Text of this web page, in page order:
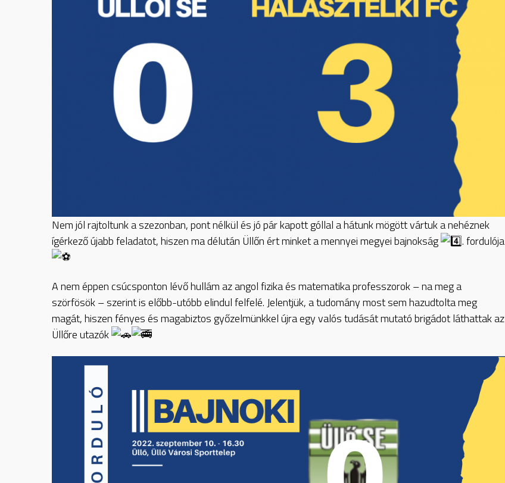
Nem jól rajtoltunk a szezonban, pont nélkül és jó pár kapott góllal a hátunk mögött vártuk a nehéznek
ígérkező újabb feladatot, hiszen ma délután Üllőn ért minket a mennyei megyei bajnokság
. fordulója
A nem éppen csúcsponton lévő hullám az angol fizika és matematika professzorok – na meg a
szörfösök – szerint is előbb-utóbb elindul felfelé. Jelentjük, a tudomány most sem hazudtolta meg
magát, hiszen fényes és magabiztos győzelmünkkel újra egy valós tudását mutató brigádot láthattak az
Üllőre utazók